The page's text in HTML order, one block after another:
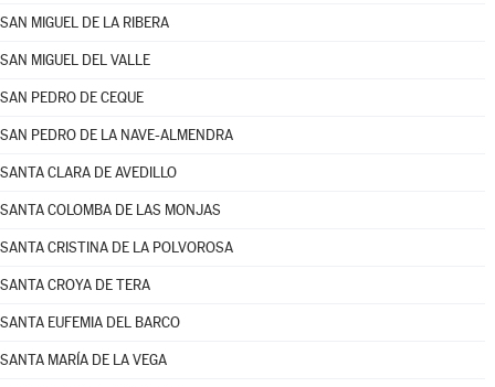
SAN MIGUEL DE LA RIBERA
SAN MIGUEL DEL VALLE
SAN PEDRO DE CEQUE
SAN PEDRO DE LA NAVE-ALMENDRA
SANTA CLARA DE AVEDILLO
SANTA COLOMBA DE LAS MONJAS
SANTA CRISTINA DE LA POLVOROSA
SANTA CROYA DE TERA
SANTA EUFEMIA DEL BARCO
SANTA MARÍA DE LA VEGA